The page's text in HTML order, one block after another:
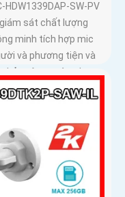
HDW1339DAP-SW-PV
sát chất lượng
minh tích hợp mic
và phương tiện và
bảo vệ an toàn cho